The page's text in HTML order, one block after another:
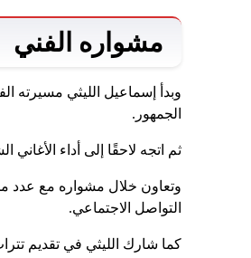
مشواره الفني
وبدأ إسماعيل الليثي مسيرته
الجمهور.
ثم اتجه لاحقًا إلى أداء
وتعاون خلال مشواره مع عدد
التواصل الاجتماعي.
كما شارك الليثي في تقديم